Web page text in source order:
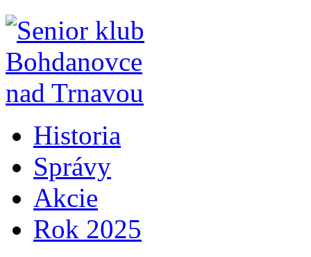
Historia
Správy
Akcie
Rok 2025